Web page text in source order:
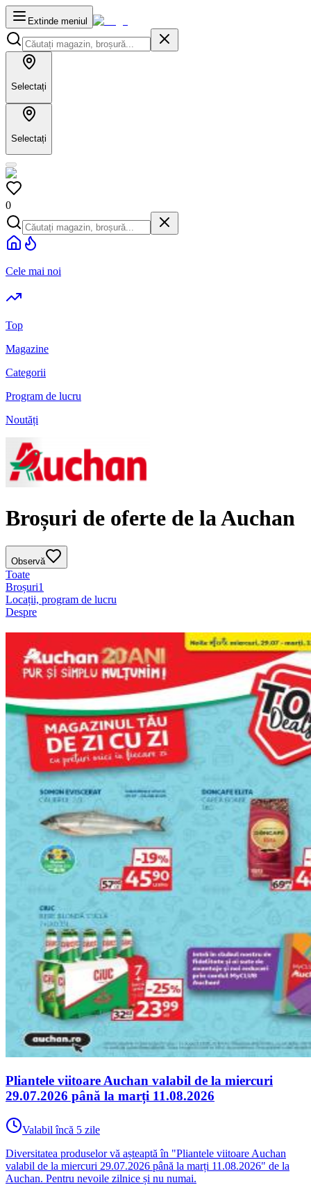
Extinde meniul
Selectați
Selectați
0
Cele mai noi
Top
Magazine
Categorii
Program de lucru
Noutăți
Broșuri de oferte de la Auchan
Observă
Toate
Broșuri1
Locații, program de lucru
Despre
Pliantele viitoare Auchan valabil de la miercuri
29.07.2026 până la marți 11.08.2026
Valabil încă 5 zile
Diversitatea produselor vă așteaptă în "Pliantele viitoare Auchan
valabil de la miercuri 29.07.2026 până la marți 11.08.2026" de la
Auchan. Pentru nevoile zilnice și nu numai.